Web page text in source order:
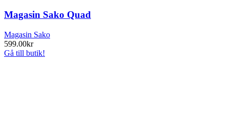
Magasin Sako Quad
Magasin Sako
599.00kr
Gå till butik!